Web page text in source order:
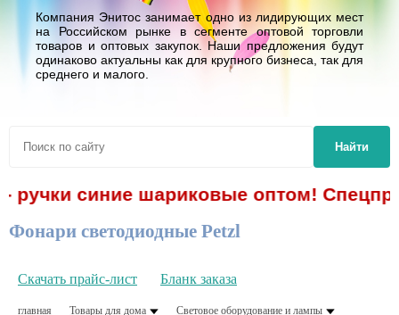
Компания Энитос занимает одно из лидирующих мест
на Российском рынке в сегменте оптовой торговли
товаров и оптовых закупок. Наши предложения будут
одинаково актуальны как для крупного бизнеса, так для
среднего и малого.
Найти
синие шариковые оптом!
Фонари светодиодные Petzl
Скачать прайс-лист Бланк заказа
главная Товары для дома
Световое оборудование и лампы